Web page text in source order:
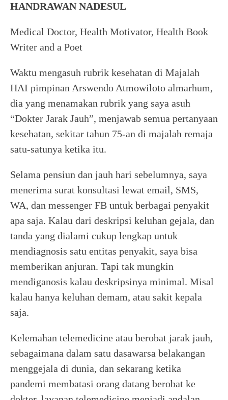
HANDRAWAN NADESUL
Medical Doctor, Health Motivator, Health Book
Writer and a Poet
Waktu mengasuh rubrik kesehatan di Majalah
HAI pimpinan Arswendo Atmowiloto almarhum,
dia yang menamakan rubrik yang saya asuh
“Dokter Jarak Jauh”, menjawab semua pertanyaan
kesehatan, sekitar tahun 75-an di majalah remaja
satu-satunya ketika itu.
Selama pensiun dan jauh hari sebelumnya, saya
menerima surat konsultasi lewat email, SMS,
WA, dan messenger FB untuk berbagai penyakit
apa saja. Kalau dari deskripsi keluhan gejala, dan
tanda yang dialami cukup lengkap untuk
mendiagnosis satu entitas penyakit, saya bisa
memberikan anjuran. Tapi tak mungkin
mendiganosis kalau deskripsinya minimal. Misal
kalau hanya keluhan demam, atau sakit kepala
saja.
Kelemahan telemedicine atau berobat jarak jauh,
sebagaimana dalam satu dasawarsa belakangan
menggejala di dunia, dan sekarang ketika
pandemi membatasi orang datang berobat ke